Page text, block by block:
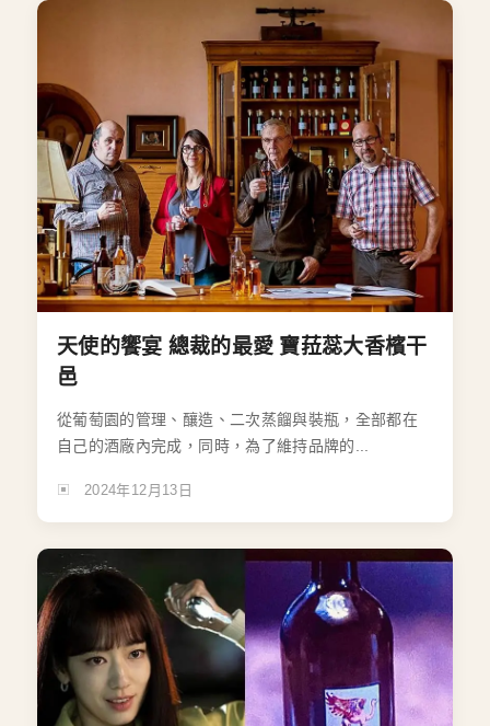
天使的饗宴 總裁的最愛 寶菈蕊大香檳干
邑
從葡萄園的管理、釀造、二次蒸餾與裝瓶，全部都在
自己的酒廠內完成，同時，為了維持品牌的...
2024年12月13日